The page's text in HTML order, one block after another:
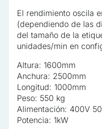
El rendimiento oscila
(dependiendo de las
del tamaño de la
unidades/min en
Altura: 1600mm
Anchura: 2500mm
Longitud: 1000mm
Peso: 550 kg
Alimentación: 400V
Potencia: 1kW